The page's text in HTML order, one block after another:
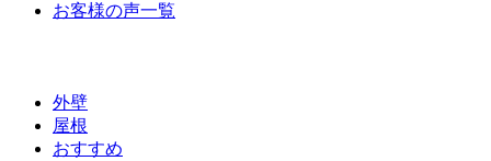
お客様の声一覧
外壁
屋根
おすすめ